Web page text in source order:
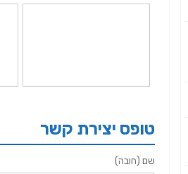
טופס יצירת קשר
שם (חובה)